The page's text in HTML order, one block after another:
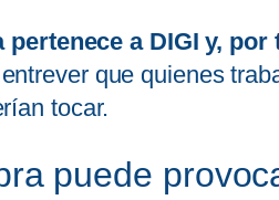
a DIGI y,
que quienes
tocar.
puede